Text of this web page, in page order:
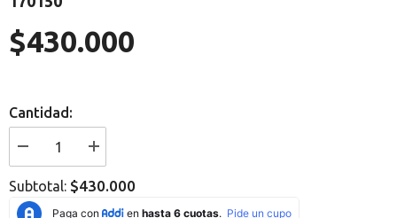
Precio
regular
$430.000
Cantidad:
Error:
Missing
interpolation
value
I18n
Error:
Missing
interpolation
value
Subtotal: $430.000